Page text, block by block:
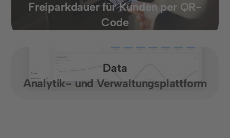
Freiparkdauer für Kunden per QR-
Code
Data
Analytik- und Verwaltungsplattform